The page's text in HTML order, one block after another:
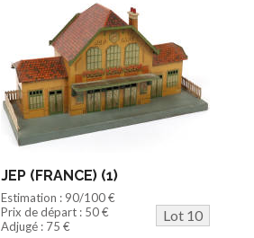
JEP (FRANCE) (1)
Estimation : 90/100 €
Prix de départ : 50 €
Lot 10
Adjugé : 75 €